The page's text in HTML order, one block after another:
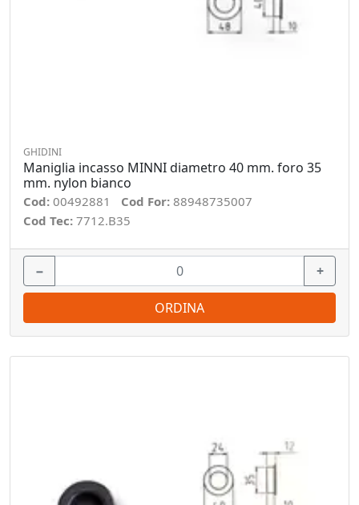
GHIDINI
Maniglia incasso MINNI diametro 40 mm. foro 35
mm. nylon bianco
Cod: 00492881 Cod For: 88948735007
Cod Tec: 7712.B35
− +
ORDINA